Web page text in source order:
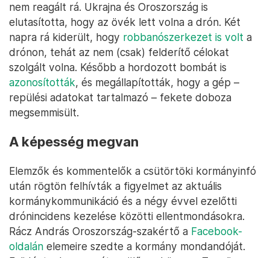
nem reagált rá. Ukrajna és Oroszország is
elutasította, hogy az övék lett volna a drón. Két
napra rá kiderült, hogy robbanószerkezet is volt a
drónon, tehát az nem (csak) felderítő célokat
szolgált volna. Később a hordozott bombát is
azonosították, és megállapították, hogy a gép –
repülési adatokat tartalmazó – fekete doboza
megsemmisült.
A képesség megvan
Elemzők és kommentelők a csütörtöki kormányinfó
után rögtön felhívták a figyelmet az aktuális
kormánykommunikáció és a négy évvel ezelőtti
drónincidens kezelése közötti ellentmondásokra.
Rácz András Oroszország-szakértő a Facebook-
oldalán elemeire szedte a kormány mondandóját.